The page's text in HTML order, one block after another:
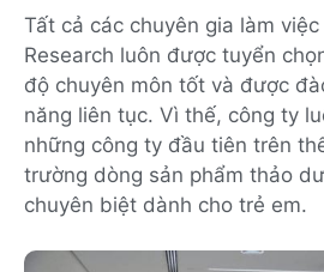
Tất cả các chuyên gia làm
Research luôn được tuyển
độ chuyên môn tốt và được
năng liên tục. Vì thế, công ty
những công ty đầu tiên trên
trường dòng sản phẩm thảo
chuyên biệt dành cho trẻ em.